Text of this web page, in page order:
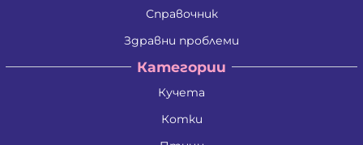
Справочник
Здравни проблеми
Категории
Кучета
Котки